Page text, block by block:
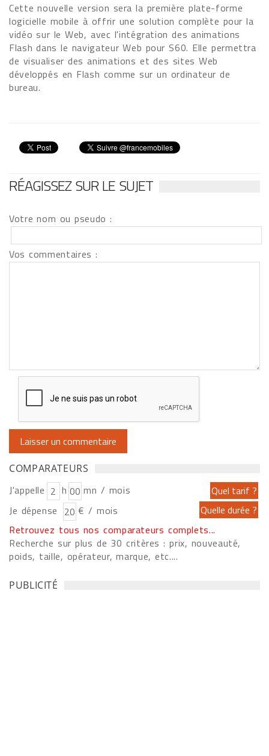
Cette nouvelle version sera la première plate-forme
logicielle mobile à offrir une solution complète pour la
vidéo sur le Web, avec l'intégration des animations
Flash dans le navigateur Web pour S60. Elle permettra
de visualiser des animations et des sites Web
développés en Flash comme sur un ordinateur de
bureau.
RÉAGISSEZ SUR LE SUJET
Votre nom ou pseudo :
Vos commentaires :
COMPARATEURS
J'appelle h
mn / mois
Je dépense
€ / mois
Retrouvez tous nos comparateurs complets...
Recherche sur plus de 30 critères : prix, nouveauté,
poids, taille, opérateur, marque, etc....
PUBLICITÉ